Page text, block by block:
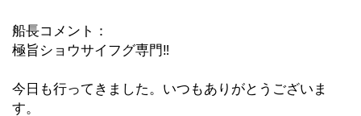
船長コメント：
極旨ショウサイフグ専門‼︎
今日も行ってきました。いつもありがとうございま
す。